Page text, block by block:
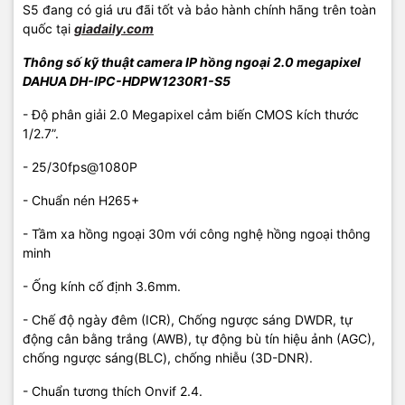
S5 đang có giá ưu đãi tốt và bảo hành chính hãng trên toàn
quốc tại giadaily.com
Thông số kỹ thuật camera IP hồng ngoại 2.0 megapixel
DAHUA DH-IPC-HDPW1230R1-S5
- Độ phân giải 2.0 Megapixel cảm biến CMOS kích thước
1/2.7”.
- 25/30fps@1080P
- Chuẩn nén H265+
- Tầm xa hồng ngoại 30m với công nghệ hồng ngoại thông
minh
- Ống kính cố định 3.6mm.
- Chế độ ngày đêm (ICR), Chống ngược sáng DWDR, tự
động cân bằng trắng (AWB), tự động bù tín hiệu ảnh (AGC),
chống ngược sáng(BLC), chống nhiễu (3D-DNR).
- Chuẩn tương thích Onvif 2.4.